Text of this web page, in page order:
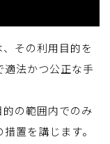
その利用目的を
法かつ公正な手
の範囲内でのみ
置を講じます。